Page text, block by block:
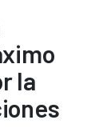
la